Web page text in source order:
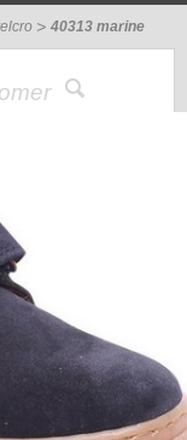
40313 marine